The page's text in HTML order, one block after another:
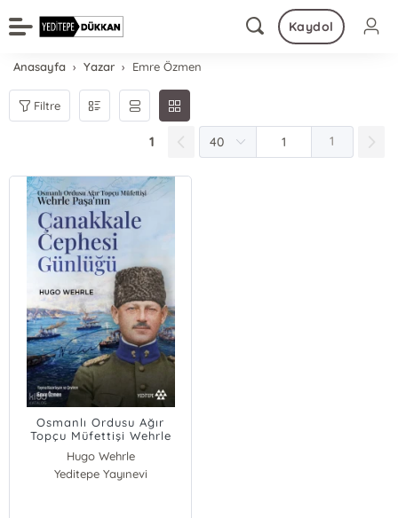
Kaydol
Anasayfa Yazar Emre Özmen
Filtre
1 1
Osmanlı Ordusu Ağır
Topçu Müfettişi Wehrle
Paşa’nın Çanakkale
Cephesi Günlüğü
Hugo Wehrle
Yeditepe Yayınevi